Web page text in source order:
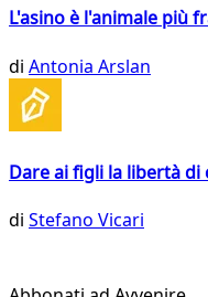
L'asino è l'animale più
di Antonia Arslan
Dare ai figli la libertà di
di Stefano Vicari